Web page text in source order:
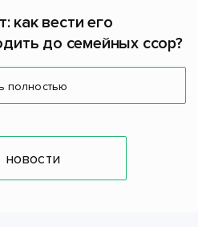
как вести его
до семейных ссор?
полностью
новости